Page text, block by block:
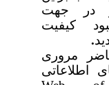
در جهت
کیفیت
.
مروری
اطلاعاتی